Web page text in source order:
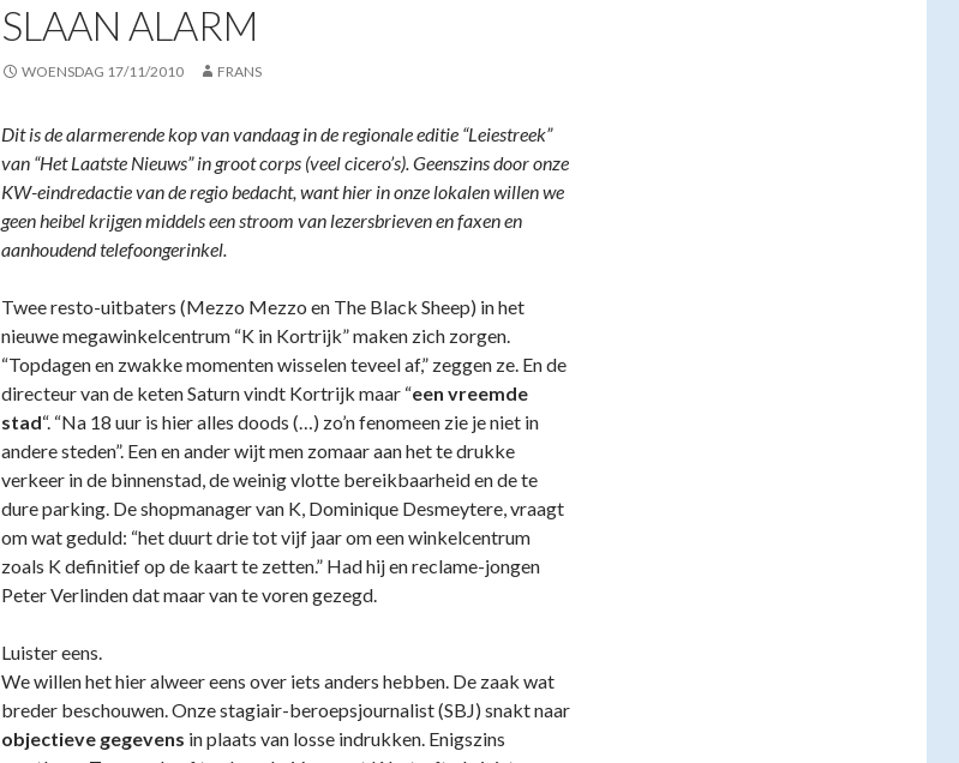
SLAAN ALARM
WOENSDAG 17/11/2010 FRANS
Dit is de alarmerende kop van vandaag in de regionale editie “Leiestreek”
van “Het Laatste Nieuws” in groot corps (veel cicero’s). Geenszins door onze
KW-eindredactie van de regio bedacht, want hier in onze lokalen willen we
geen heibel krijgen middels een stroom van lezersbrieven en faxen en
aanhoudend telefoongerinkel.
Twee resto-uitbaters (Mezzo Mezzo en The Black Sheep) in het
nieuwe megawinkelcentrum “K in Kortrijk” maken zich zorgen.
“Topdagen en zwakke momenten wisselen teveel af,” zeggen ze. En de
directeur van de keten Saturn vindt Kortrijk maar “een vreemde
stad“. “Na 18 uur is hier alles doods (…) zo’n fenomeen zie je niet in
andere steden”. Een en ander wijt men zomaar aan het te drukke
verkeer in de binnenstad, de weinig vlotte bereikbaarheid en de te
dure parking. De shopmanager van K, Dominique Desmeytere, vraagt
om wat geduld: “het duurt drie tot vijf jaar om een winkelcentrum
zoals K definitief op de kaart te zetten.” Had hij en reclame-jongen
Peter Verlinden dat maar van te voren gezegd.
Luister eens.
We willen het hier alweer eens over iets anders hebben. De zaak wat
breder beschouwen. Onze stagiair-beroepsjournalist (SBJ) snakt naar
objectieve gegevens in plaats van losse indrukken. Enigszins